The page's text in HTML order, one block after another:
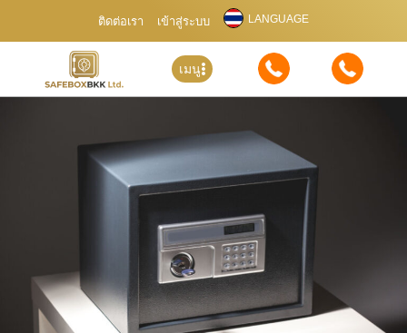
ติดต่อเรา เข้าสู่ระบบ LANGUAGE
เมนู